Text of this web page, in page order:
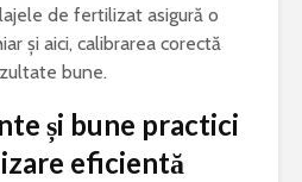
de fertilizat asigură o
și aici, calibrarea corectă
bune.
și bune practici
eficientă